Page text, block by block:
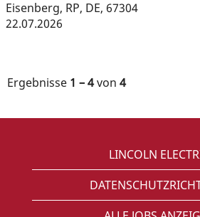
Eisenberg, RP, DE, 67304
22.07.2026
Ergebnisse 1 – 4von 4
LINCOLN